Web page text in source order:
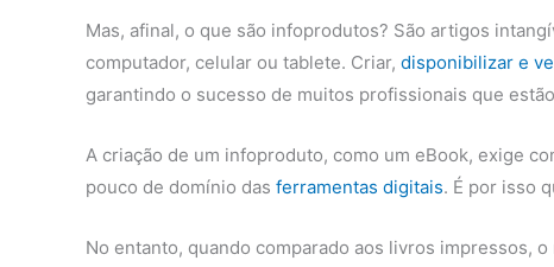
Mas, afinal, o que são infoprodutos? São artigos
computador, celular ou tablete. Criar, disponibilizar e
garantindo o sucesso de muitos profissionais que
A criação de um infoproduto, como um eBook, exige
pouco de domínio das ferramentas digitais. É por isso
No entanto, quando comparado aos livros impressos,